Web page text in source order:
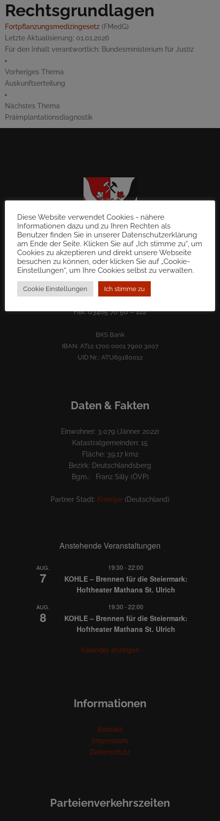
Rechtsgrundlagen
Fortpflanzungsmedizingesetz (FMedG)
Letzte Aktualisierung: 01.01.2026
Für den Inhalt verantwortlich: Bundesministerium für Justiz
Vorheriges Thema
Auskunftserteilung
Nächstes Thema
Präimplantationsdiagnostik
Gemeinde St. Martin im Sulmtal
gde@st-martin-sulmtal.gv.at
Fax: 03465 70 50 – 222
BKS Bank
IBAN: AT12 1700 0001 7900 3007
UID Nr.: ATU69180012
Daten & Fakten
Einwohner: 3.079 (Jänner 2022)
Katastralgemeinden: 15
Fläche: 39,17 km2
Bezirk: Deutschlandsberg
Bgm.: Franz Silly (ÖVP)
Partner Stadt: Krempe (Deutschland)
Anstehende Veranstaltungen
AUG.
7
19:30 -22:00
KOHLE – Brennen für die Steiermark:
Hoftheater Mathans St. Ulrich
AUG.
8
19:30 -22:00
KOHLE – Brennen für die Steiermark:
Hoftheater Mathans St. Ulrich
Kalender anzeigen
Informationen
Kontakt
Impressum
Datenschutz
Parteienverkehrszeiten
Diese Website verwendet Cookies - nähere
Informationen dazu und zu Ihren Rechten als
Benutzer finden Sie in unserer Datenschutzerklärung
am Ende der Seite. Klicken Sie auf „Ich stimme zu“, um
Cookies zu akzeptieren und direkt unsere Webseite
besuchen zu können, oder klicken Sie auf „Cookie-
Einstellungen“, um Ihre Cookies selbst zu verwalten.
Cookie Einstellungen Ich stimme zu